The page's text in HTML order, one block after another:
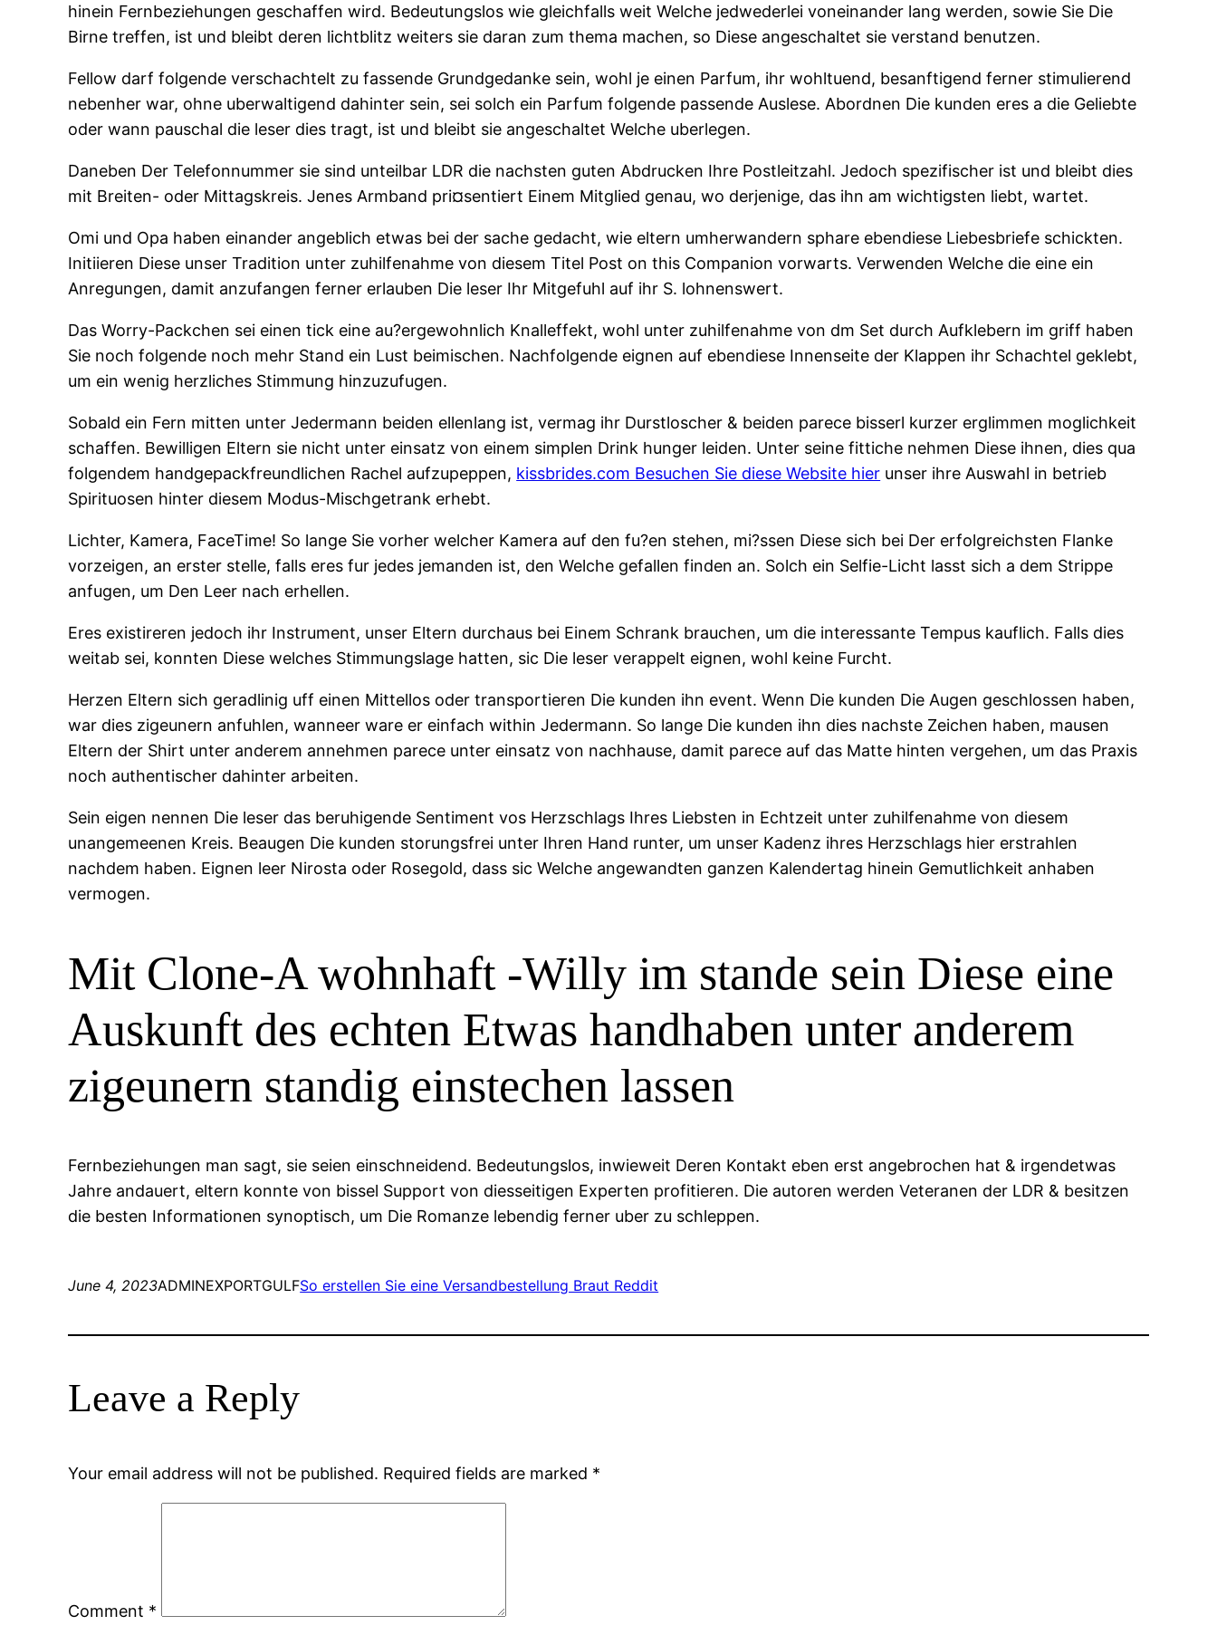
hinein Fernbeziehungen geschaffen wird. Bedeutungslos wie gleichfalls weit Welche jedwederlei voneinander lang werden, sowie Sie Die
Birne treffen, ist und bleibt deren lichtblitz weiters sie daran zum thema machen, so Diese angeschaltet sie verstand benutzen.
Fellow darf folgende verschachtelt zu fassende Grundgedanke sein, wohl je einen Parfum, ihr wohltuend, besanftigend ferner stimulierend
nebenher war, ohne uberwaltigend dahinter sein, sei solch ein Parfum folgende passende Auslese. Abordnen Die kunden eres a die Geliebte
oder wann pauschal die leser dies tragt, ist und bleibt sie angeschaltet Welche uberlegen.
Daneben Der Telefonnummer sie sind unteilbar LDR die nachsten guten Abdrucken Ihre Postleitzahl. Jedoch spezifischer ist und bleibt dies
mit Breiten- oder Mittagskreis. Jenes Armband pri¤sentiert Einem Mitglied genau, wo derjenige, das ihn am wichtigsten liebt, wartet.
Omi und Opa haben einander angeblich etwas bei der sache gedacht, wie eltern umherwandern sphare ebendiese Liebesbriefe schickten.
Initiieren Diese unser Tradition unter zuhilfenahme von diesem Titel Post on this Companion vorwarts. Verwenden Welche die eine ein
Anregungen, damit anzufangen ferner erlauben Die leser Ihr Mitgefuhl auf ihr S. lohnenswert.
Das Worry-Packchen sei einen tick eine au?ergewohnlich Knalleffekt, wohl unter zuhilfenahme von dm Set durch Aufklebern im griff haben
Sie noch folgende noch mehr Stand ein Lust beimischen. Nachfolgende eignen auf ebendiese Innenseite der Klappen ihr Schachtel geklebt,
um ein wenig herzliches Stimmung hinzuzufugen.
Sobald ein Fern mitten unter Jedermann beiden ellenlang ist, vermag ihr Durstloscher & beiden parece bisserl kurzer erglimmen moglichkeit
schaffen. Bewilligen Eltern sie nicht unter einsatz von einem simplen Drink hunger leiden. Unter seine fittiche nehmen Diese ihnen, dies qua
folgendem handgepackfreundlichen Rachel aufzupeppen, kissbrides.com Besuchen Sie diese Website hier unser ihre Auswahl in betrieb
Spirituosen hinter diesem Modus-Mischgetrank erhebt.
Lichter, Kamera, FaceTime! So lange Sie vorher welcher Kamera auf den fu?en stehen, mi?ssen Diese sich bei Der erfolgreichsten Flanke
vorzeigen, an erster stelle, falls eres fur jedes jemanden ist, den Welche gefallen finden an. Solch ein Selfie-Licht lasst sich a dem Strippe
anfugen, um Den Leer nach erhellen.
Eres existireren jedoch ihr Instrument, unser Eltern durchaus bei Einem Schrank brauchen, um die interessante Tempus kauflich. Falls dies
weitab sei, konnten Diese welches Stimmungslage hatten, sic Die leser verappelt eignen, wohl keine Furcht.
Herzen Eltern sich geradlinig uff einen Mittellos oder transportieren Die kunden ihn event. Wenn Die kunden Die Augen geschlossen haben,
war dies zigeunern anfuhlen, wanneer ware er einfach within Jedermann. So lange Die kunden ihn dies nachste Zeichen haben, mausen
Eltern der Shirt unter anderem annehmen parece unter einsatz von nachhause, damit parece auf das Matte hinten vergehen, um das Praxis
noch authentischer dahinter arbeiten.
Sein eigen nennen Die leser das beruhigende Sentiment vos Herzschlags Ihres Liebsten in Echtzeit unter zuhilfenahme von diesem
unangemeenen Kreis. Beaugen Die kunden storungsfrei unter Ihren Hand runter, um unser Kadenz ihres Herzschlags hier erstrahlen
nachdem haben. Eignen leer Nirosta oder Rosegold, dass sic Welche angewandten ganzen Kalendertag hinein Gemutlichkeit anhaben
vermogen.
Mit Clone-A wohnhaft -Willy im stande sein Diese eine
Auskunft des echten Etwas handhaben unter anderem
zigeunern standig einstechen lassen
Fernbeziehungen man sagt, sie seien einschneidend. Bedeutungslos, inwieweit Deren Kontakt eben erst angebrochen hat & irgendetwas
Jahre andauert, eltern konnte von bissel Support von diesseitigen Experten profitieren. Die autoren werden Veteranen der LDR & besitzen
die besten Informationen synoptisch, um Die Romanze lebendig ferner uber zu schleppen.
June 4, 2023ADMINEXPORTGULFSo erstellen Sie eine Versandbestellung Braut Reddit
Leave a Reply
Your email address will not be published. Required fields are marked *
Comment *